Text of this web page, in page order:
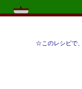
☆このレシピで